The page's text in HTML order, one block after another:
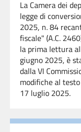
La Camera dei
legge di
2025, n. 84
fiscale" (A.C.
la prima lettura
giugno 2025, è
dalla VI
modifiche al
17 luglio 2025.